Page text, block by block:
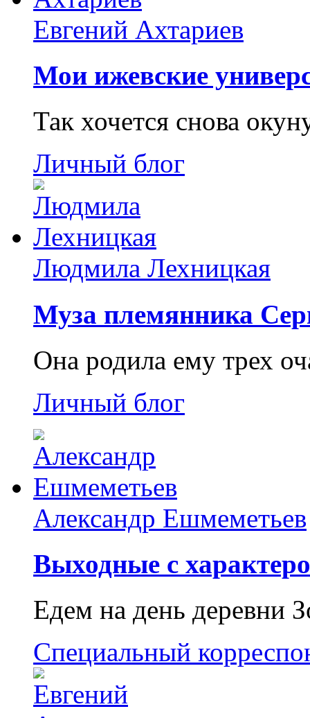
Евгений Ахтариев
Мои ижевские
Так хочется снова
Личный блог
Людмила Лехницкая
Муза племянника
Она родила ему трех
Личный блог
Александр Ешмеметьев
Выходные с
Едем на день деревни
Специальный